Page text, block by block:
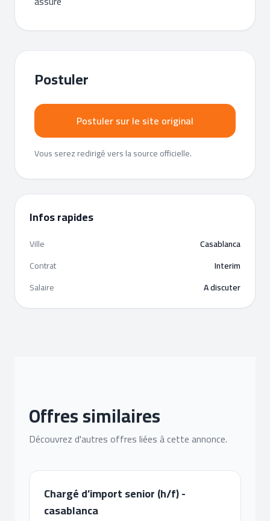
Postuler
Postuler sur le site original
Vous serez redirigé vers la source officielle.
Infos rapides
Ville
Casablanca
Contrat
Interim
Salaire
A discuter
Offres similaires
Découvrez d'autres offres liées à cette annonce.
Chargé d’import senior (h/f) -
casablanca